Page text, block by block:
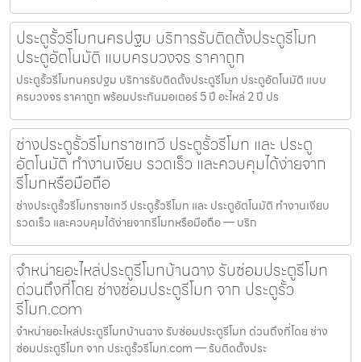
ประตูรั้วรีโมทนครปฐม บริการรับติดตั้งประตูรีโมท
ประตูอัตโนมัติ แบบครบวงจร ราคาถูก
ประตูรั้วรีโมทนครปฐม บริการรับติดตั้งประตูรีโมท ประตูอัตโนมัติ แบบ
ครบวงจร ราคาถูก พร้อมประกันมอเตอร์ 5 ปี อะไหล่ 2 ปี ปร
ช่างประตูรั้วรีโมทราชเทวี ประตูรั้วรีโมท และ ประตู
อัตโนมัติ ทำงานเงียบ รวดเร็ว และควบคุมได้ง่ายจาก
รีโมทหรือมือถือ
ช่างประตูรั้วรีโมทราชเทวี ประตูรั้วรีโมท และ ประตูอัตโนมัติ ทำงานเงียบ
รวดเร็ว และควบคุมได้ง่ายจากรีโมทหรือมือถือ — บริก
จำหน่ายอะไหล่ประตูรีโมทบ้านฉาง รับซ่อมประตูรีโมท
ด่วนถึงที่โดย ช่างซ่อมประตูรีโมท จาก ประตูรั้ว
รีโมท.com
จำหน่ายอะไหล่ประตูรีโมทบ้านฉาง รับซ่อมประตูรีโมท ด่วนถึงที่โดย ช่าง
ซ่อมประตูรีโมท จาก ประตูรั้วรีโมท.com — รับติดตั้งประ